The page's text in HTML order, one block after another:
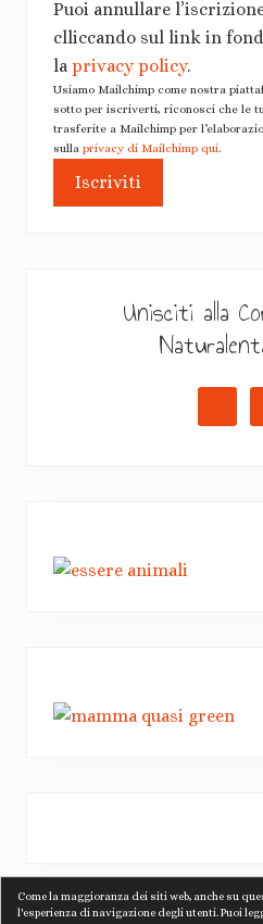
Puoi annullare
clliccando sul link in
la privacy policy.
Usiamo Mailchimp come nostra
sotto per iscriverti, riconosci che le
trasferite a Mailchimp per
sulla privacy di Mailchimp qui.
Unisciti alla
Come la maggioranza dei siti web, anche su
l'esperienza di navigazione degli utenti. Puoi